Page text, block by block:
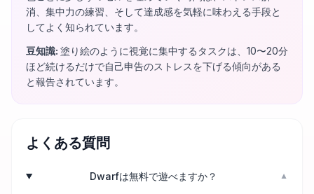
消、集中力の練習、そして達成感を気軽に味わえる手段と
してよく知られています。
豆知識: 塗り絵のように視覚に集中するタスクは、10〜20分
ほど続けるだけで自己申告のストレスを下げる傾向がある
と報告されています。
よくある質問
Dwarfは無料で遊べますか？ ▼